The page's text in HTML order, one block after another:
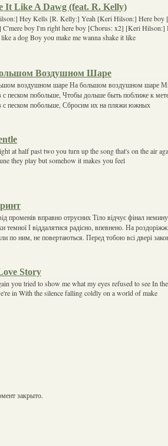
It Like A Dawg (feat. R. Kelly)
Hey Kells [R. Kelly:] Yeah [Keri Hilson:] Here
boy I'm right here boy [Chorus: x2] [Keri Hilson:]
a dog Boy you make me wanna shake it like
Воздушном Шаре
воздушном шаре На большом воздушном шаре
песком побольше, Чтобы дольше быть поближе к
с песком побольше, Сбросим их на пляжи южных
at half past two you turn up the song that's on the air
they play but somehow it makes you feel
променів вправно отруєних Тіло відчує фінал
темної І віддалятися радісно, впевнено. На
по ним, не повертаються. Перед тобою всі двері
Story
you tried to show me what my eyes refused to see In
in With the silence falling coldly on a world of make
закрыто.